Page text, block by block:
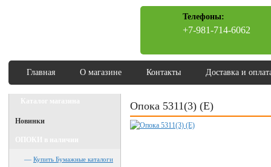
Телефоны:
+7-981-714-6062
Главная О магазине Контакты Доставка и
Новинки
— Купить Бумажные каталоги
Опока 5311(3) (Е)